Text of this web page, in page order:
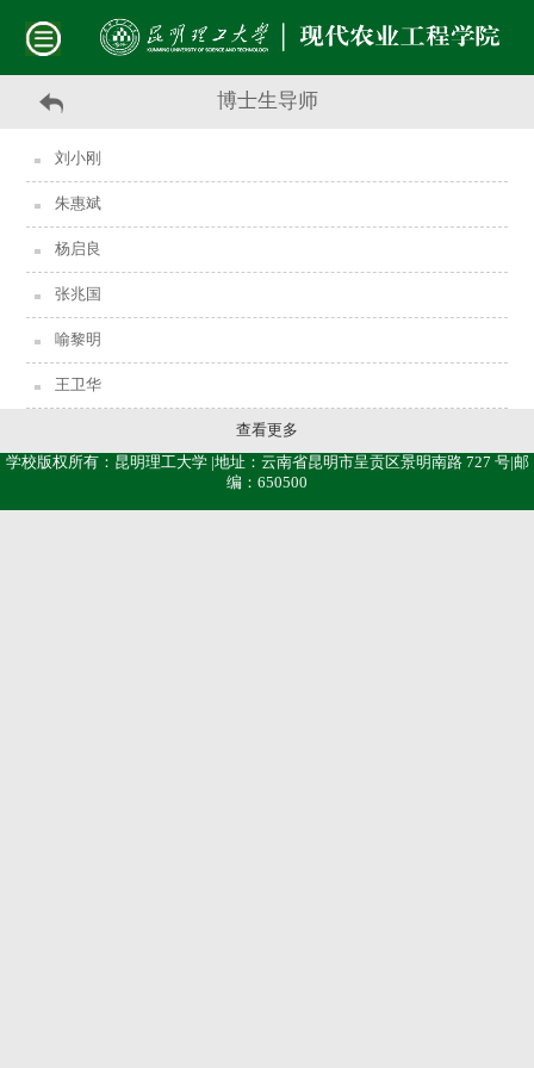
博士生导师
刘小刚
朱惠斌
杨启良
张兆国
喻黎明
王卫华
查看更多
学校版权所有：昆明理工大学 |地址：云南省昆明市呈贡区景明南路 727 号|邮
编：650500